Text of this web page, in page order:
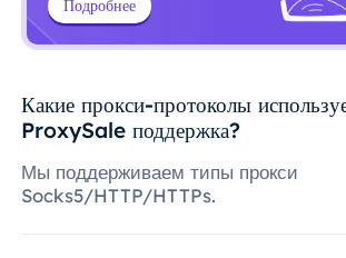
Подробнее
Какие прокси-протоколы
ProxySale поддержка?
Мы поддерживаем типы прокси
Socks5/HTTP/HTTPs.